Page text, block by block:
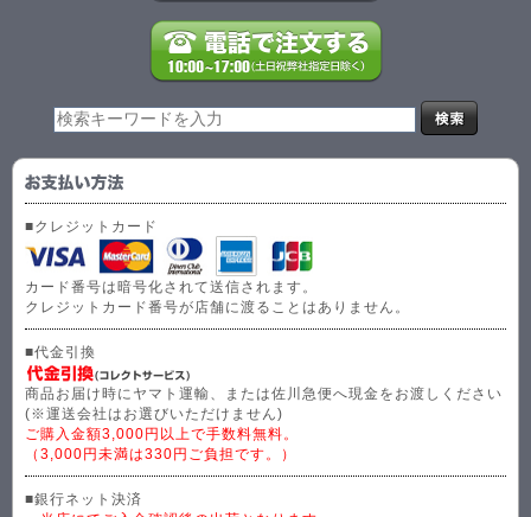
■クレジットカード
カード番号は暗号化されて送信されます。
クレジットカード番号が店舗に渡ることはありません。
■代金引換
商品お届け時にヤマト運輸、または佐川急便へ現金をお渡しください
(※運送会社はお選びいただけません)
ご購入金額3,000円以上で手数料無料。
（3,000円未満は330円ご負担です。）
■銀行ネット決済